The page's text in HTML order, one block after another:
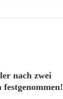
nach zwei